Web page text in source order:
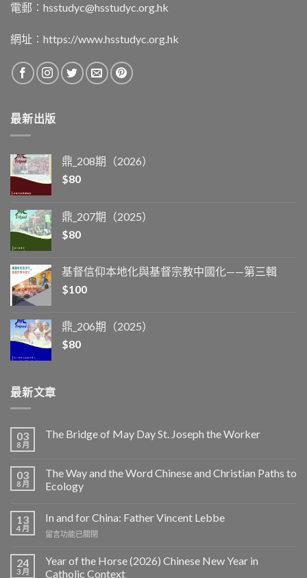
電郵︰ hsstudyc@hsstudyc.org.hk
網址︰ https://www.hsstudyc.org.hk
最新出版
鼎_208期（2026）
$80
鼎_207期（2025）
$80
基督信仰本地化與基督宗教中國化——第三輯
$100
鼎_206期（2025）
$80
最新文章
03
8 月
The Bridge of May Day St. Joseph the Worker
03
8 月
The Way and the Word Chinese and Christian Paths to
Ecology
13
4 月
In and for China: Father Vincent Lebbe
在
and
留言功能已關閉
24
3 月
Year of the Horse (2026) Chinese New Year in
Catholic Context